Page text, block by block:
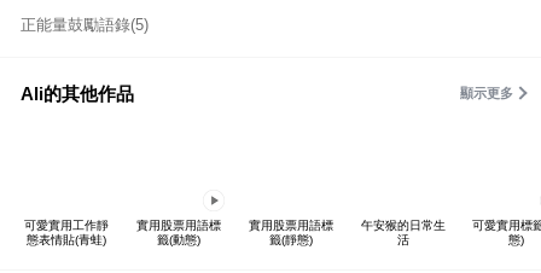
正能量鼓勵語錄(5)
Ali的其他作品 顯示更多
可愛實用工作靜
態表情貼(青蛙)
實用股票用語標
籤(動態)
實用股票用語標
籤(靜態)
午安猴的日常生
活
可愛實用標
態)